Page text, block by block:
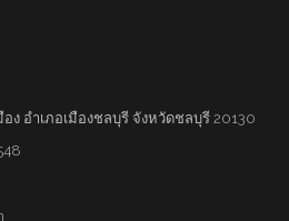
ง อำเภอเมืองชลบุรี จังหวัดชลบุรี 20130